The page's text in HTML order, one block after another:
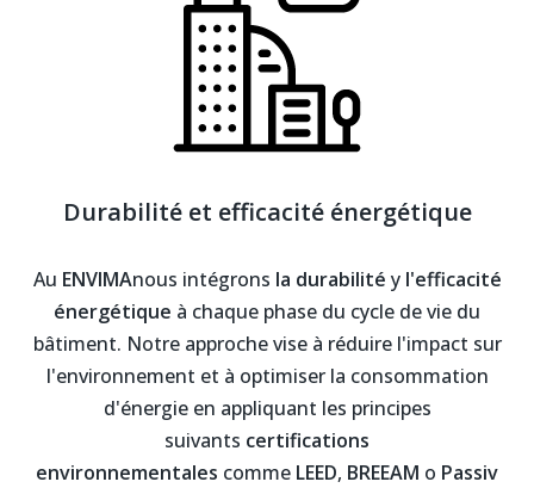
Durabilité et efficacité énergétique
Au ENVIMAnous intégrons la durabilité y l'efficacité
énergétique à chaque phase du cycle de vie du
bâtiment. Notre approche vise à réduire l'impact sur
l'environnement et à optimiser la consommation
d'énergie en appliquant les principes
suivants certifications
environnementales comme LEED, BREEAM o Passiv